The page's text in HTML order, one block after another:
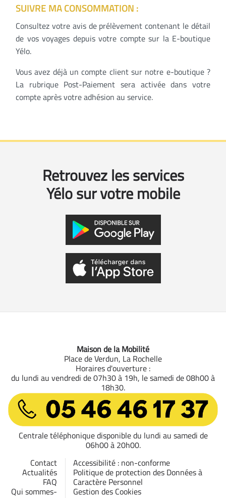
SUIVRE MA CONSOMMATION :
Consultez votre avis de prélèvement contenant le détail
de vos voyages depuis votre compte sur la E-boutique
Yélo.
Vous avez déjà un compte client sur notre e-boutique ?
La rubrique Post-Paiement sera activée dans votre
compte après votre adhésion au service.
Retrouvez les services
Yélo sur votre mobile
Maison de la Mobilité
Place de Verdun, La Rochelle
Horaires d'ouverture :
du lundi au vendredi de 07h30 à 19h, le samedi de 08h00 à
18h30.
05 46 46 17 37
Centrale téléphonique disponible du lundi au samedi de
06h00 à 20h00.
Contact
Actualités
FAQ
Qui sommes-
Accessibilité : non-conforme
Politique de protection des Données à
Caractère Personnel
Gestion des Cookies